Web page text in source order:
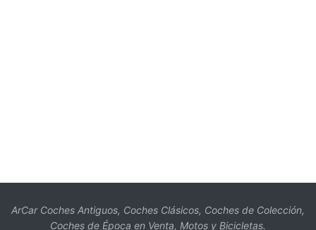
ArCar Coches Antiguos, Coches Clásicos, Coches de Colección,
Coches de Época en Venta, Motos y Bicicletas.